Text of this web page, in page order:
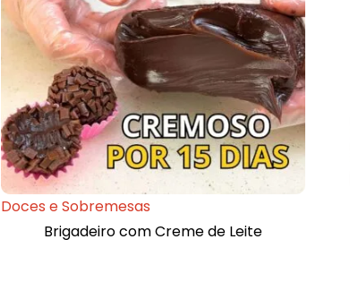
Doces e Sobremesas
Brigadeiro com Creme de Leite